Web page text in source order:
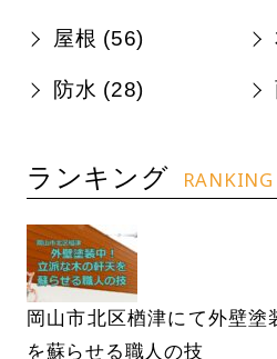
屋根 (56)
防水 (28)
ランキング RANKING
岡山市北区楢津にて外壁塗
を蘇らせる職人の技